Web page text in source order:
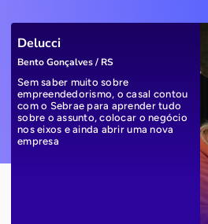
Delucci
Bento Gonçalves / RS
Sem saber muito sobre
empreendedorismo, o casal contou
com o Sebrae para aprender tudo
sobre o assunto, colocar o negócio
nos eixos e ainda abrir uma nova
empresa